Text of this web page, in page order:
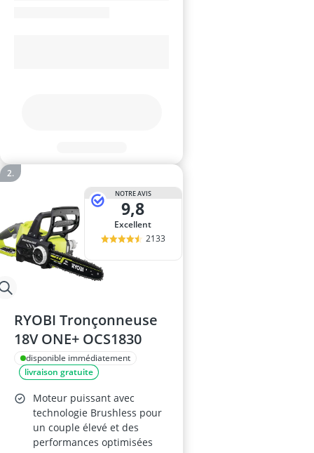
NOTRE AVIS
9,8
Excellent
2133
RYOBI Tronçonneuse
18V ONE+ OCS1830
disponible immédiatement
livraison gratuite
Moteur puissant avec
technologie Brushless pour
un couple élevé et des
performances optimisées